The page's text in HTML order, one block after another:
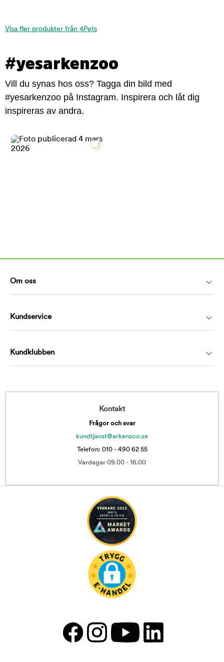
Visa fler produkter från 4Pets
#yesarkenzoo
Vill du synas hos oss? Tagga din bild med
#yesarkenzoo på Instagram. Inspirera och låt dig
inspireras av andra.
Om oss
Kundservice
Kundklubben
Kontakt
Frågor och svar
kundtjanst@arkenzoo.se
Telefon: 010 - 490 62 55
Vardagar 09.00 - 16.00